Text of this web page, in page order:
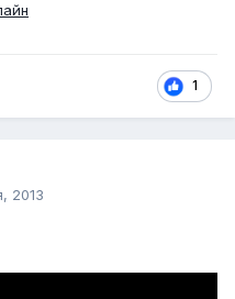
1
2013